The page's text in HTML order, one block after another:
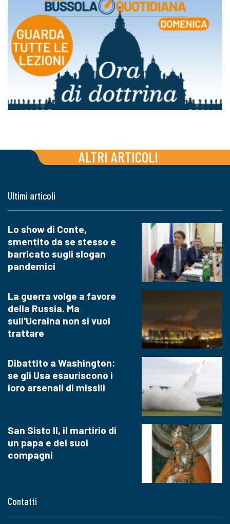
ALTRI ARTICOLI
Contatti
Ultimi articoli
Lo show di Conte,
smentito da se stesso e
barricato sugli slogan
pandemici
La guerra volge a favore
della Russia. Ma
sull'Ucraina non si vuol
trattare
Dibattito a Washington:
se gli Usa esauriscono i
loro arsenali di missili
San Sisto II, il martirio di
un papa e dei suoi
compagni